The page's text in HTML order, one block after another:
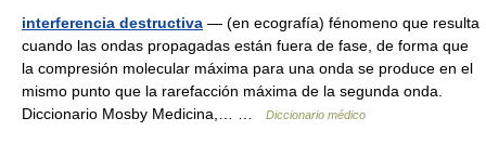
interferencia destructiva — (en ecografía) fénomeno que resulta
cuando las ondas propagadas están fuera de fase, de forma que
la compresión molecular máxima para una onda se produce en el
mismo punto que la rarefacción máxima de la segunda onda.
Diccionario Mosby Medicina,… …
Diccionario médico